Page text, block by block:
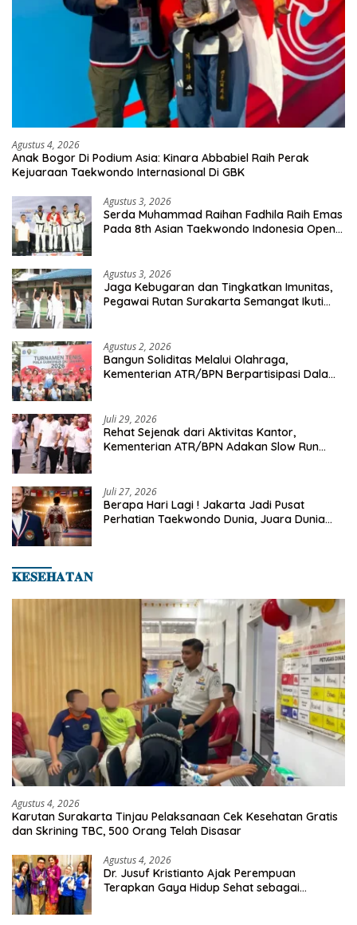
Agustus 4, 2026
Anak Bogor Di Podium Asia: Kinara Abbabiel Raih Perak
Kejuaraan Taekwondo Internasional Di GBK
Agustus 3, 2026
Serda Muhammad Raihan Fadhila Raih Emas
Pada 8th Asian Taekwondo Indonesia Open
Agustus 3, 2026
Jaga Kebugaran dan Tingkatkan Imunitas,
Pegawai Rutan Surakarta Semangat Ikuti
Agustus 2, 2026
Bangun Soliditas Melalui Olahraga,
Kementerian ATR/BPN Berpartisipasi Dalam
Juli 29, 2026
Rehat Sejenak dari Aktivitas Kantor,
Kementerian ATR/BPN Adakan Slow Run
Juli 27, 2026
Berapa Hari Lagi ! Jakarta Jadi Pusat
Perhatian Taekwondo Dunia, Juara Dunia
𝐊𝐄𝐒𝐄𝐇𝐀𝐓𝐀𝐍
Agustus 4, 2026
Karutan Surakarta Tinjau Pelaksanaan Cek Kesehatan Gratis
dan Skrining TBC, 500 Orang Telah Disasar
Agustus 4, 2026
Dr. Jusuf Kristianto Ajak Perempuan
Terapkan Gaya Hidup Sehat sebagai